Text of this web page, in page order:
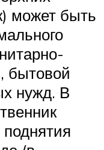
может быть
бытовой
нужд. В